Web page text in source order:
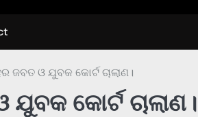
ଜବତ ଓ ଯୁବକ କୋର୍ଟ ଚାଲାଣ।
କୋର୍ଟ ଚାଲାଣ।